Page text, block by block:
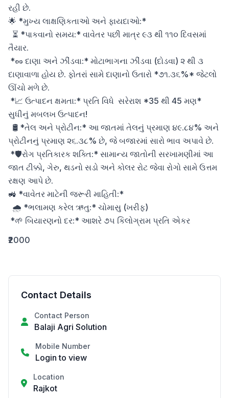
રહી છે.
🌟 *મુખ્ય લાક્ષણિકતાઓ અને ફાયદાઓ:*
તૈયાર.
દાણાવાળા હોય છે. ફોતરાં સામે દાણાનો ઉતારો *૭૧.૩૬%* જેટલો
ઊંચો મળે છે.
સુધીનું મબલખ ઉત્પાદન!
પ્રોટીનનું પ્રમાણ ૨૬.૩૮% છે, જે બજારમાં સારો ભાવ અપાવે છે.
જાત ટીક્કો, ગેરુ, થડનો સડો અને કોલર રોટ જેવા રોગો સામે ઉત્તમ
રક્ષણ આપે છે.
🚜 *વાવેતર માટેની જરૂરી માહિતી:*
*🌱 બિયારણનો દર:* આશરે ૭૫ કિલોગ્રામ પ્રતિ એકર
₹2000
Contact Details
Contact Person
Balaji Agri Solution
Mobile Number
Login to view
Location
Rajkot